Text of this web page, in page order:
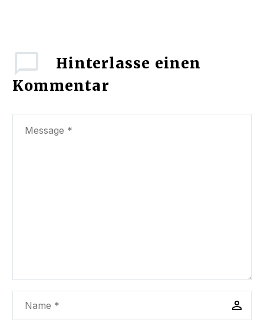
Hinterlasse einen
Kommentar